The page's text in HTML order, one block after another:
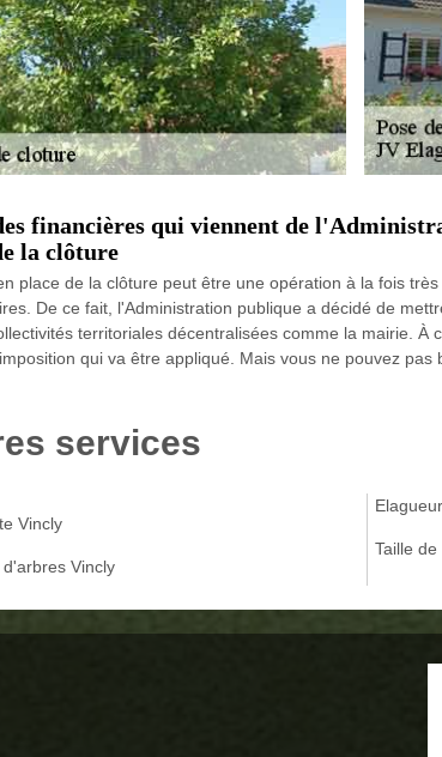
financières qui viennent de
la clôture
place de la clôture peut être une opération à la fois
De ce fait, l'Administration publique a décidé de
territoriales décentralisées comme la mairie. À
qui va être appliqué. Mais vous ne pouvez
services
Vincly
Vincly
Taille